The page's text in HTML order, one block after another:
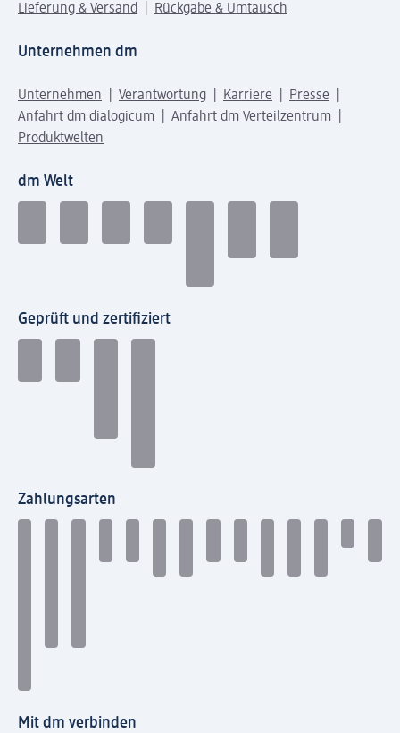
Lieferung & Versand
Rückgabe & Umtausch
Unternehmen dm
Unternehmen Verantwortung Karriere
Presse
Anfahrt dm dialogicum
Anfahrt dm Verteilzentrum
Produktwelten
dm Welt
Geprüft und zertifiziert
Zahlungsarten
Mit dm verbinden